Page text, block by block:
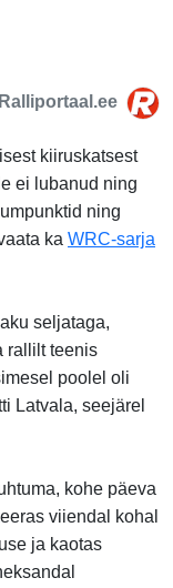
Ralliportaal.ee
kiiruskatsest
ei lubanud ning
ning
ka WRC-sarja
seljataga,
rallilt teenis
poolel oli
Latvala, seejärel
kohe päeva
viiendal kohal
ja kaotas